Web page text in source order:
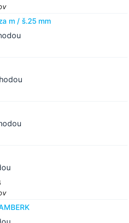
m / š.25 mm